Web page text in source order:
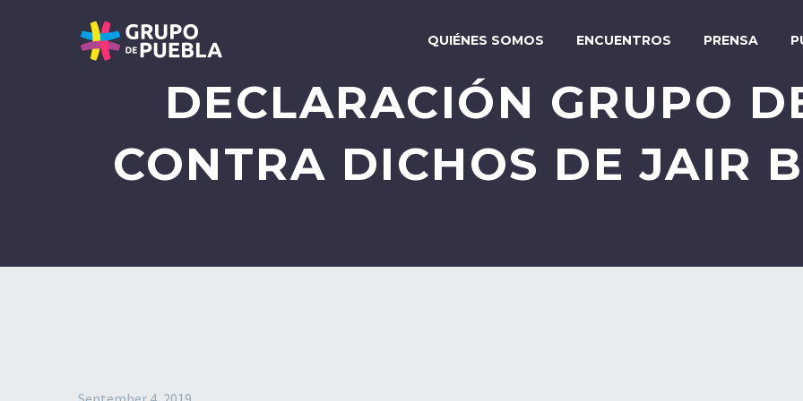
QUIÉNES SOMOS ENCUENTROS PRENSA
DECLARACIÓN GRUPO
CONTRA DICHOS DE JAIR